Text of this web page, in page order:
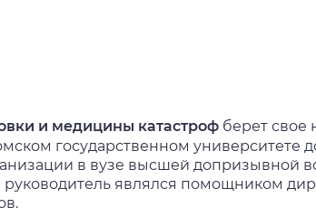
и медицины катастрофберет свое
государственном университете
в вузе высшей допризывной
являлся помощником